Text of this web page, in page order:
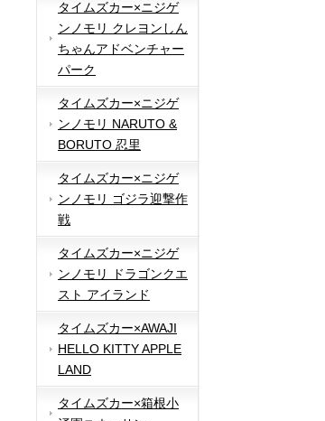
タイムズカー×ニジゲ
ンノモリ クレヨンしん
ちゃんアドベンチャー
パーク
タイムズカー×ニジゲ
ンノモリ NARUTO &
BORUTO 忍里
タイムズカー×ニジゲ
ンノモリ ゴジラ迎撃作
戦
タイムズカー×ニジゲ
ンノモリ ドラゴンクエ
スト アイランド
タイムズカー×AWAJI
HELLO KITTY APPLE
LAND
タイムズカー×箱根小